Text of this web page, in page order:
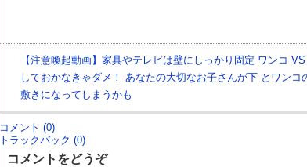
【注意喚起動画】家具やテレビは壁にしっかり固定
しておかなきゃダメ！ あなたの大切なお子さんが下
敷きになってしまうかも
ワンコ
とワンコ
コメント (0)
トラックバック (0)
コメントをどうぞ